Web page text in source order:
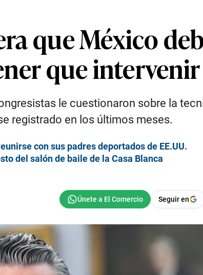
que México
que intervenir
le cuestionaron sobre la
registrado en los últimos meses.
con sus padres deportados de EE.UU.
del salón de baile de la Casa Blanca
Seguir en